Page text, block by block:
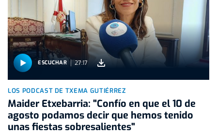
ESCUCHAR 27:17
LOS PODCAST DE TXEMA GUTIÉRREZ
Maider Etxebarria: "Confío en que el 10 de
agosto podamos decir que hemos tenido
unas fiestas sobresalientes"